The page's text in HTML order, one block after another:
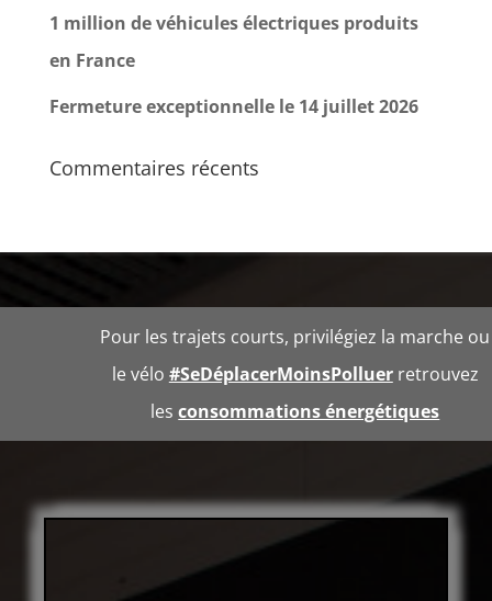
1 million de véhicules électriques produits
en France
Fermeture exceptionnelle le 14 juillet 2026
Commentaires récents
Pour les trajets courts, privilégiez la marche ou
le vélo #SeDéplacerMoinsPolluerretrouvez
lesconsommations énergétiques